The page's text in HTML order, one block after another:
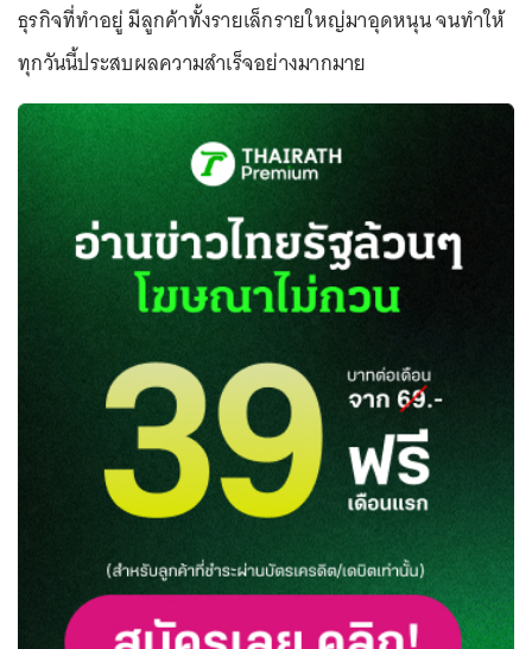
ธุรกิจที่ทำอยู่ มีลูกค้าทั้งรายเล็กรายใหญ่มาอุดหนุน จนทำให้
ทุกวันนี้ประสบผลความสำเร็จอย่างมากมาย